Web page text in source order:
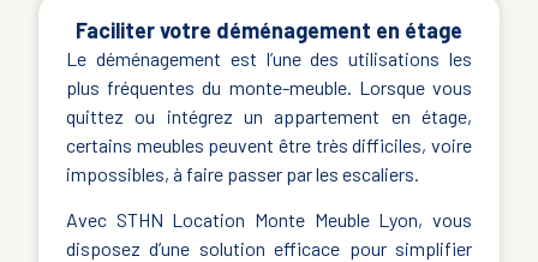
Faciliter votre déménagement en étage
Le déménagement est l’une des utilisations les
plus fréquentes du monte-meuble. Lorsque vous
quittez ou intégrez un appartement en étage,
certains meubles peuvent être très difficiles, voire
impossibles, à faire passer par les escaliers.
Avec STHN Location Monte Meuble Lyon, vous
disposez d’une solution efficace pour simplifier